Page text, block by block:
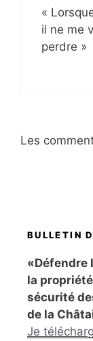
«
il ne me
perdre »
Les
BULLETIN
«Défendre
la
sécurité
de la
Je